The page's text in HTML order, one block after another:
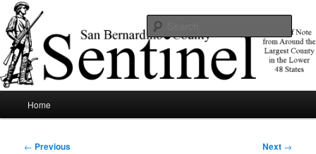
Skip
to
primary
contentSBCSentinel
News of note from around the largest county in the lower 48 states.
Home
Post
← Previous Next →